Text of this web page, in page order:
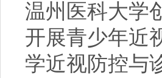
温州医科大学
开展青少年近
学近视防控与